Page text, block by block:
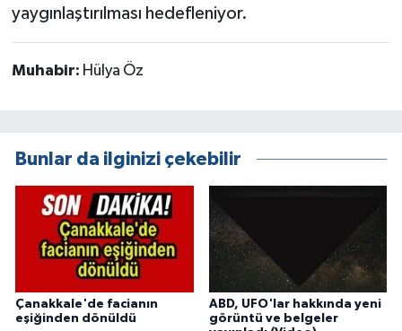
yaygınlaştırılması hedefleniyor.
Muhabir: Hülya Öz
Bunlar da ilginizi çekebilir
Çanakkale'de facianın
eşiğinden dönüldü
ABD, UFO'lar hakkında yeni
görüntü ve belgeler